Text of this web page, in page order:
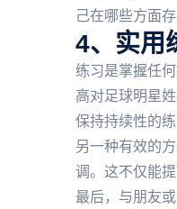
己在哪些方面
4、实用
练习是掌握任
高对足球明星
保持持续性的练
另一种有效的
调。这不仅能
最后，与朋友